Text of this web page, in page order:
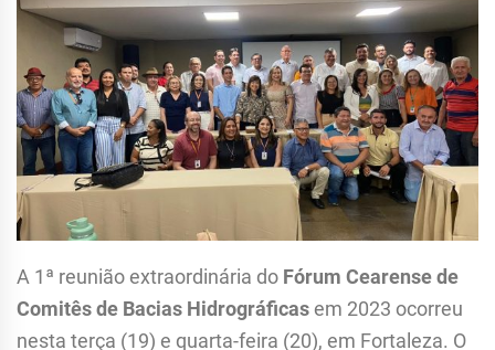
A 1ª reunião extraordinária do Fórum Cearense de
Comitês de Bacias Hidrográficas em 2023 ocorreu
nesta terça (19) e quarta-feira (20), em Fortaleza. O